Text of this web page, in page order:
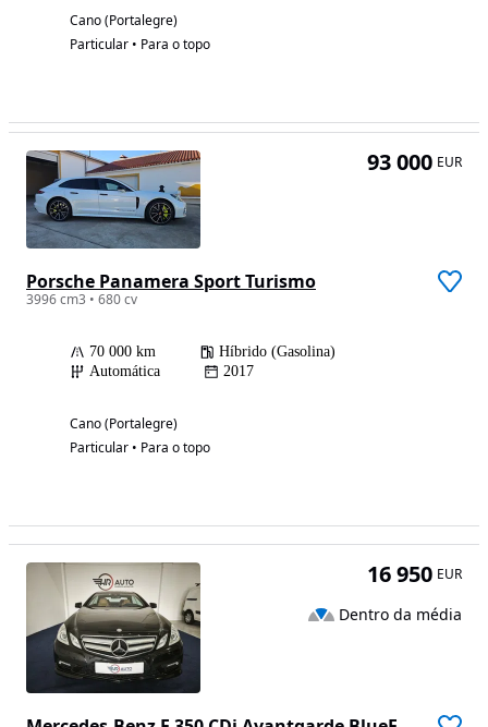
Cano (Portalegre)
Particular • Para o topo
Porsche Panamera Sport Turismo
3996 cm3 • 680 cv
70 000 km
Híbrido (Gasolina)
Automática
2017
Cano (Portalegre)
Particular • Para o topo
93 000 EUR
16 950 EUR
Dentro da média